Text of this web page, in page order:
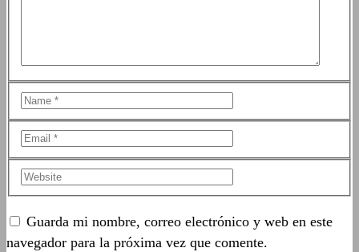
Guarda mi nombre, correo electrónico y web en este
navegador para la próxima vez que comente.